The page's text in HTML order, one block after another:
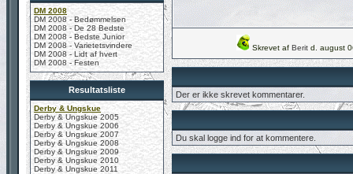
DM 2008
DM 2008 - Bedømmelsen
DM 2008 - De 28 Bedste
DM 2008 - Bedste Junior
DM 2008 - Varietetsvindere
DM 2008 - Lidt af hvert
DM 2008 - Festen
Resultatsliste
Derby & Ungskue
Derby & Ungskue 2005
Derby & Ungskue 2006
Derby & Ungskue 2007
Derby & Ungskue 2008
Derby & Ungskue 2009
Derby & Ungskue 2010
Derby & Ungskue 2011
Skrevet af Beritd. august
Der er ikke skrevet kommentarer.
Du skal logge ind for at kommentere.